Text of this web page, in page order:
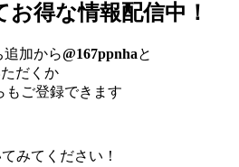
得な情報配信中！
加から@167ppnhaと
だくか
もご登録できます
みてください！